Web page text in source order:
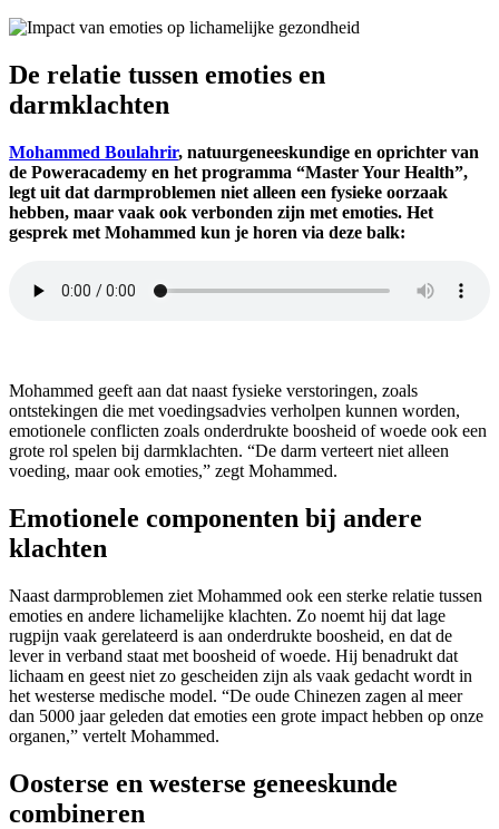
De relatie tussen emoties en
darmklachten
Mohammed Boulahrir, natuurgeneeskundige en oprichter van
de Poweracademy en het programma “Master Your Health”,
legt uit dat darmproblemen niet alleen een fysieke oorzaak
hebben, maar vaak ook verbonden zijn met emoties. Het
gesprek met Mohammed kun je horen via deze balk:
Mohammed geeft aan dat naast fysieke verstoringen, zoals
ontstekingen die met voedingsadvies verholpen kunnen worden,
emotionele conflicten zoals onderdrukte boosheid of woede ook een
grote rol spelen bij darmklachten. “De darm verteert niet alleen
voeding, maar ook emoties,” zegt Mohammed.
Emotionele componenten bij andere
klachten
Naast darmproblemen ziet Mohammed ook een sterke relatie tussen
emoties en andere lichamelijke klachten. Zo noemt hij dat lage
rugpijn vaak gerelateerd is aan onderdrukte boosheid, en dat de
lever in verband staat met boosheid of woede. Hij benadrukt dat
lichaam en geest niet zo gescheiden zijn als vaak gedacht wordt in
het westerse medische model. “De oude Chinezen zagen al meer
dan 5000 jaar geleden dat emoties een grote impact hebben op onze
organen,” vertelt Mohammed.
Oosterse en westerse geneeskunde
combineren